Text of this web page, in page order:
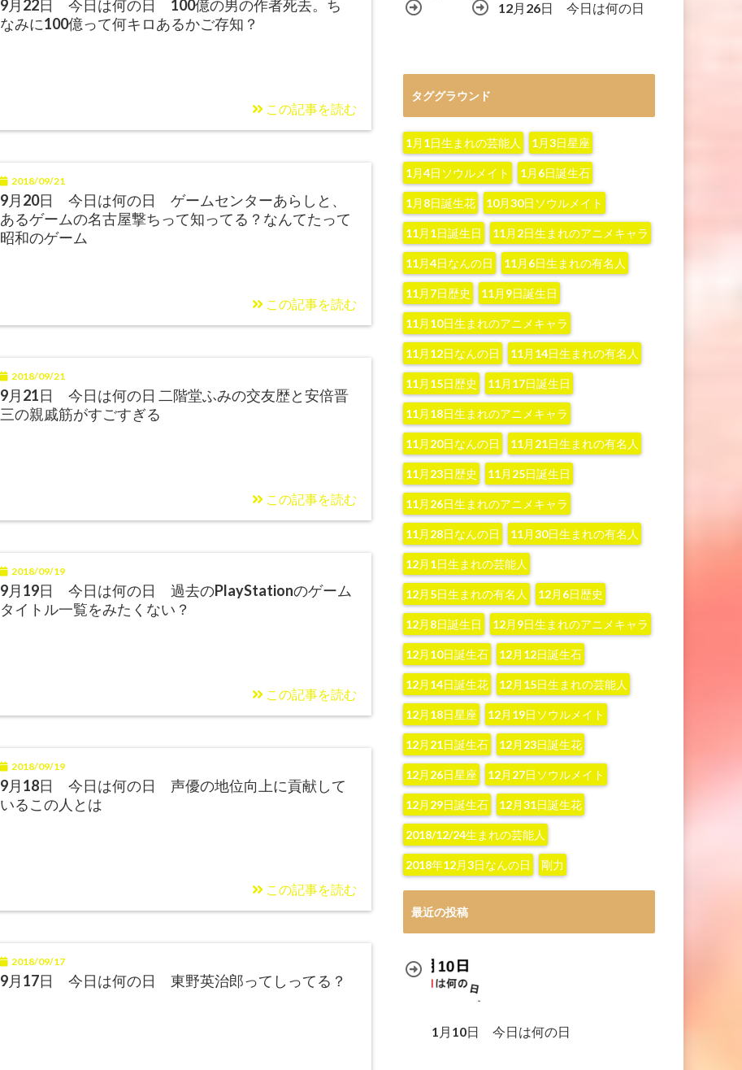
9月22日 今日は何の日 100億の男の作者死去。ち
なみに100億って何キロあるかご存知？
この記事を読む
2018/09/21
9月20日 今日は何の日 ゲームセンターあらしと、
あるゲームの名古屋撃ちって知ってる？なんてたって
昭和のゲーム
この記事を読む
2018/09/21
9月21日 今日は何の日 二階堂ふみの交友歴と安倍晋
三の親戚筋がすごすぎる
この記事を読む
2018/09/19
9月19日 今日は何の日 過去のPlayStationのゲーム
タイトル一覧をみたくない？
この記事を読む
2018/09/19
9月18日 今日は何の日 声優の地位向上に貢献して
いるこの人とは
この記事を読む
2018/09/17
9月17日 今日は何の日 東野英治郎ってしってる？
12月26日 今日は何の日
タググラウンド
1月1日生まれの芸能人 1月3日星座
1月4日ソウルメイト 1月6日誕生石
1月8日誕生花 10月30日ソウルメイト
11月1日誕生日 11月2日生まれのアニメキャラ
11月4日なんの日 11月6日生まれの有名人
11月7日歴史 11月9日誕生日
11月10日生まれのアニメキャラ
11月12日なんの日 11月14日生まれの有名人
11月15日歴史 11月17日誕生日
11月18日生まれのアニメキャラ
11月20日なんの日 11月21日生まれの有名人
11月23日歴史 11月25日誕生日
11月26日生まれのアニメキャラ
11月28日なんの日 11月30日生まれの有名人
12月1日生まれの芸能人
12月5日生まれの有名人 12月6日歴史
12月8日誕生日 12月9日生まれのアニメキャラ
12月10日誕生石 12月12日誕生石
12月14日誕生花 12月15日生まれの芸能人
12月18日星座 12月19日ソウルメイト
12月21日誕生石 12月23日誕生花
12月26日星座 12月27日ソウルメイト
12月29日誕生石 12月31日誕生花
2018/12/24生まれの芸能人
2018年12月3日なんの日 剛力
最近の投稿
1月10日 今日は何の日